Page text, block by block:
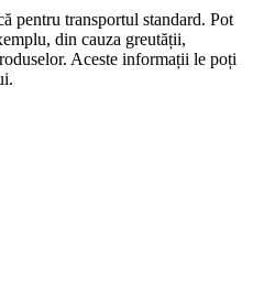
pentru transportul standard. Pot
din cauza greutății,
Aceste informații le poți